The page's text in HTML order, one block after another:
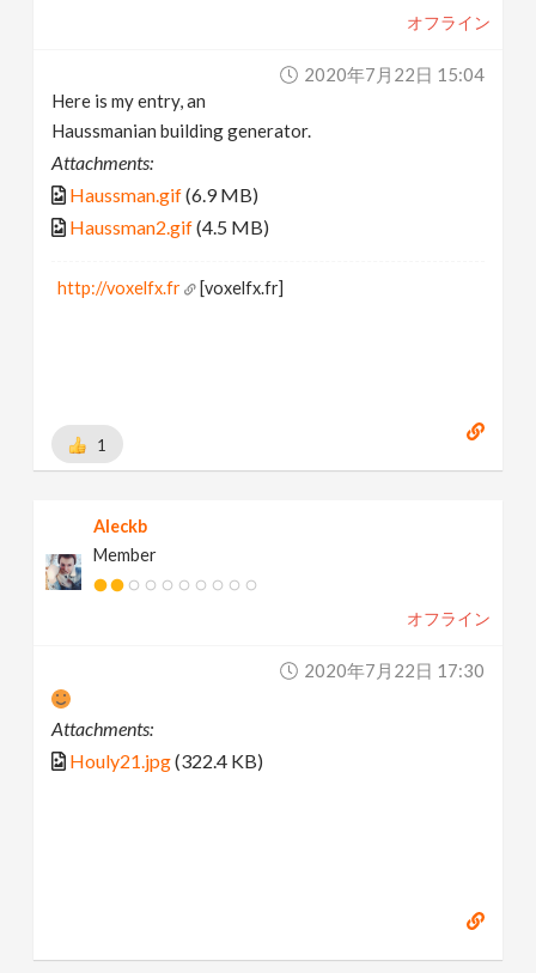
オフライン
2020年7月22日 15:04
Here is my entry, an
Haussmanian building generator.
Attachments:
Haussman.gif(6.9 MB)
Haussman2.gif(4.5 MB)
http://voxelfx.fr [voxelfx.fr]
1
Aleckb
Member
オフライン
2020年7月22日 17:30
Attachments:
Houly21.jpg(322.4 KB)